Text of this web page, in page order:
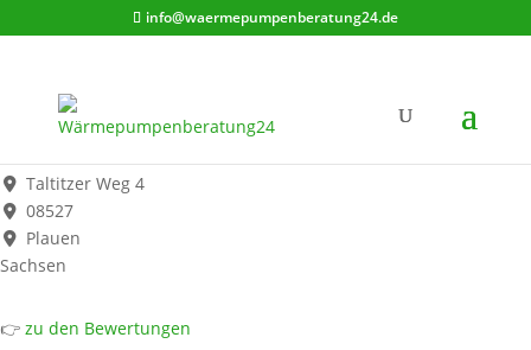
info@waermepumpenberatung24.de
IHB Plauen
Werbung*
Taltitzer Weg 4
08527
Plauen
Sachsen
👉 zu den Bewertungen